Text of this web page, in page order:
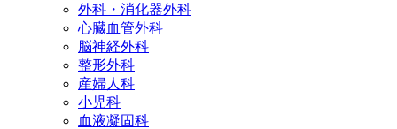
外科・消化器外科
心臓血管外科
脳神経外科
整形外科
産婦人科
小児科
血液凝固科